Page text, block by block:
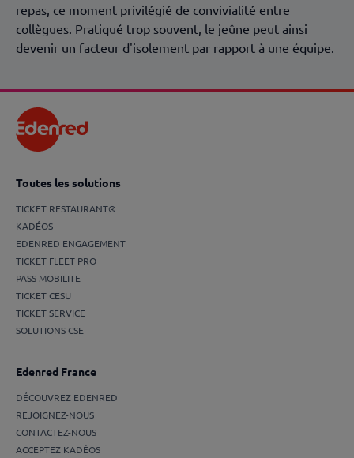
repas, ce moment privilégié de convivialité entre
collègues. Pratiqué trop souvent, le jeûne peut ainsi
devenir un facteur d'isolement par rapport à une équipe.
Toutes les solutions
TICKET RESTAURANT®
KADÉOS
EDENRED ENGAGEMENT
TICKET FLEET PRO
PASS MOBILITE
TICKET CESU
TICKET SERVICE
SOLUTIONS CSE
Edenred France
DÉCOUVREZ EDENRED
REJOIGNEZ-NOUS
CONTACTEZ-NOUS
ACCEPTEZ KADÉOS